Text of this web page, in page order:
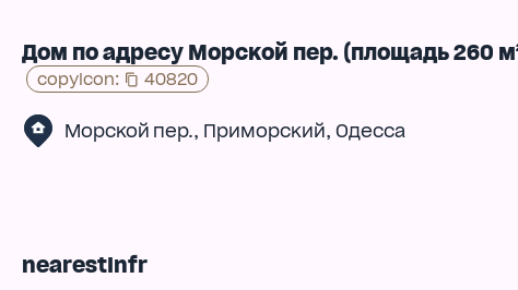
Дом по адресу Морской пер. (площадь 260
copyIcon: 40820
Морской пер., Приморский, Одесса
nearestInfr